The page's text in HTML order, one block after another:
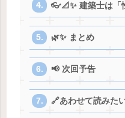
👓📐✨ 建築士は「
🌿✨ まとめ
📢 次回予告
🔗あわせて読みた